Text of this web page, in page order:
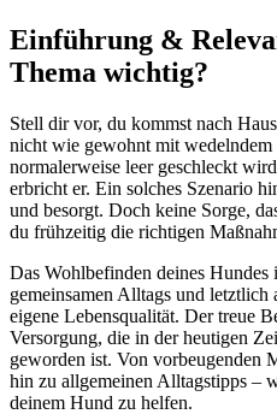
Einführung &
Thema wichtig?
Stell dir vor, du kommst nach
nicht wie gewohnt mit
normalerweise leer geschleckt
erbricht er. Ein solches Szenario
und besorgt. Doch keine Sorge,
du frühzeitig die richtigen
Das Wohlbefinden deines Hundes
gemeinsamen Alltags und letztlich
eigene Lebensqualität. Der treue
Versorgung, die in der heutigen
geworden ist. Von vorbeugenden
hin zu allgemeinen Alltagstipps –
deinem Hund zu helfen.